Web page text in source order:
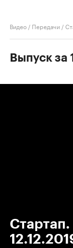
Видео / Передачи /
Выпуск за